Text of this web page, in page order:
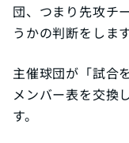
団、つまり先攻チ
うかの判断をします
主催球団が「試合
メンバー表を交換
す。